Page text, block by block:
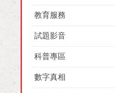
教育服務
試題影音
科普專區
數字真相